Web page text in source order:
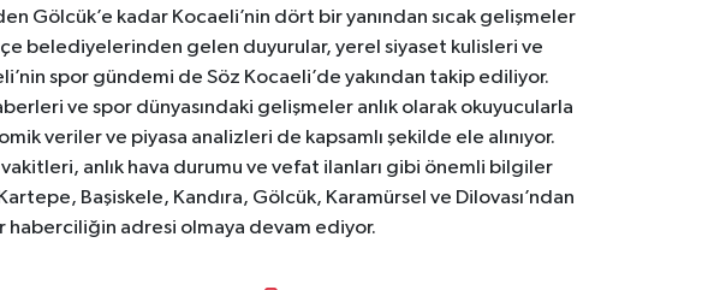
Gölcük’e kadar Kocaeli’nin dört bir yanından sıcak gelişmeler
belediyelerinden gelen duyurular, yerel siyaset kulisleri ve
spor gündemi de Söz Kocaeli’de yakından takip ediliyor.
ve spor dünyasındaki gelişmeler anlık olarak okuyucularla
veriler ve piyasa analizleri de kapsamlı şekilde ele alınıyor.
anlık hava durumu ve vefat ilanları gibi önemli bilgiler
Başiskele, Kandıra, Gölcük, Karamürsel ve Dilovası’ndan
haberciliğin adresi olmaya devam ediyor.